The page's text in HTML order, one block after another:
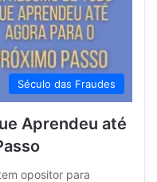
Século das Fraudes
Aprendeu até
opositor para